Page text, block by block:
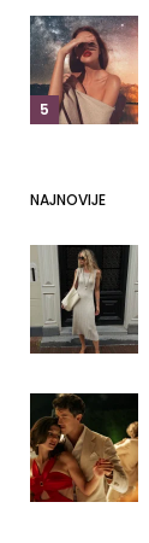
5
NAJNOVIJE